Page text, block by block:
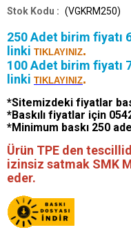
(VGKRM250)
250 Adet birim fiyatı
linki TIKLAYINIZ.
100 Adet birim fiyatı
linki TIKLAYINIZ.
*Sitemizdeki fiyatlar
*Baskılı fiyatlar için
*Minimum baskı 250
Ürün TPE den
izinsiz satmak SMK
eder.